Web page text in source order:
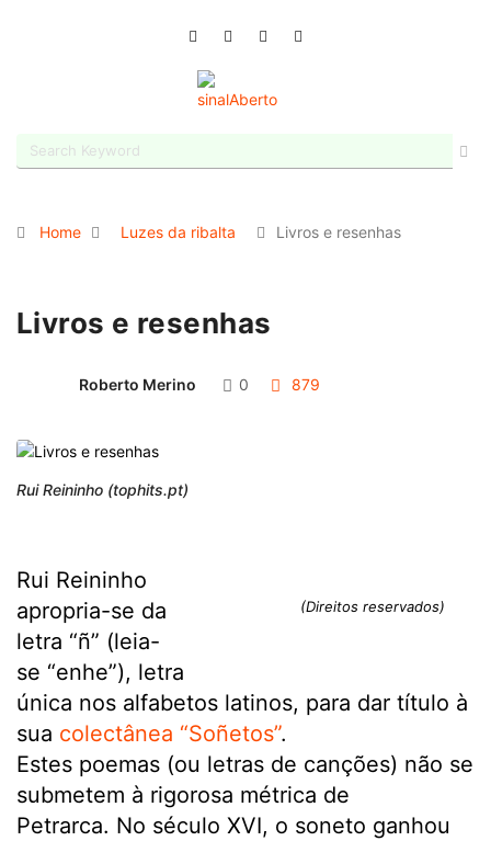
Home Luzes da ribalta Livros e resenhas
Livros e resenhas
Roberto Merino 0 879
Rui Reininho (tophits.pt)
(Direitos reservados)
Rui Reininho
apropria-se da
letra “ñ” (leia-
se “enhe”), letra
única nos alfabetos latinos, para dar título à
sua colectânea “Soñetos”.
Estes poemas (ou letras de canções) não se
submetem à rigorosa métrica de
Petrarca. No século XVI, o soneto ganhou